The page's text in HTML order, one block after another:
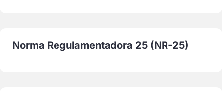
Norma Regulamentadora 25 (NR-25)